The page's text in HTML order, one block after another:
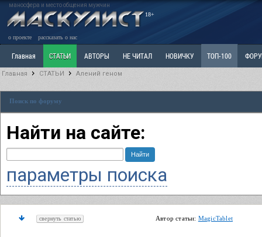
маносфера и место общения мужчин
18+
о проекте рассказать о нас
Главная СТАТЬИ АВТОРЫ НЕ ЧИТАЛ НОВИЧКУ ТОП-100
РАЗДЕЛ: Разное
Главная СТАТЬИ Алений геном
Поиск по форуму
Найти на сайте:
параметры поиска
свернуть статью Автор статьи: MagicTablet